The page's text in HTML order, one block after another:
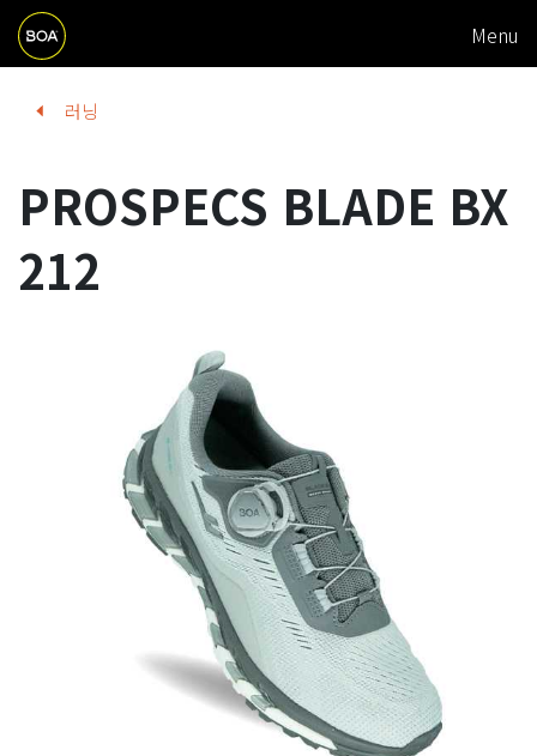
Skip to main content
A
N
A
T
I
O
N
Menu
Begin main content
러닝
PROSPECS BLADE BX
212